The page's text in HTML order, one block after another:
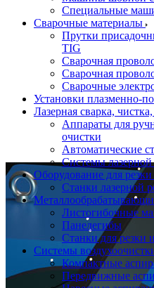
Специальные
Сварочные материалы
Прутки
TIG
Сварочная
Сварочная
Сварочные
Установки плазменно-
Лазерная сварка,
Аппараты для
очистки
Автоматические
Системы
Оборудование для резки
Станки лазерной
Листогибочные
Панелегибы
Станки для резки
Системы
Компактные
Передвижные